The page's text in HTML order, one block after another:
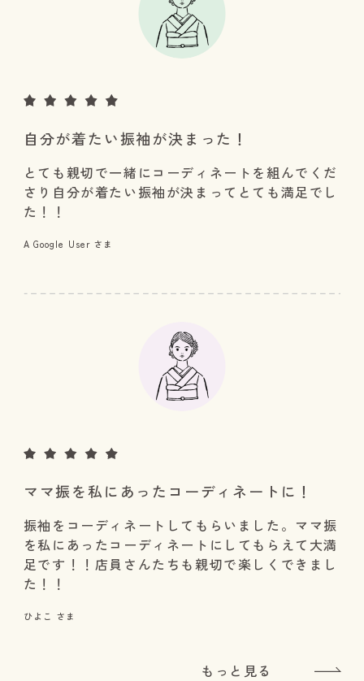
自分が着たい振袖が決まった！
とても親切で一緒にコーディネートを組んでくだ
さり自分が着たい振袖が決まってとても満足でし
た！！
A Google User さま
ママ振を私にあったコーディネートに！
振袖をコーディネートしてもらいました。ママ振
を私にあったコーディネートにしてもらえて大満
足です！！店員さんたちも親切で楽しくできまし
た！！
ひよこ さま
もっと見る